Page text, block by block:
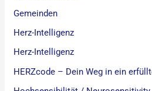
Gemeinden
Herz-Intelligenz
Herz-Intelligenz
HERZcode – Dein Weg in ein